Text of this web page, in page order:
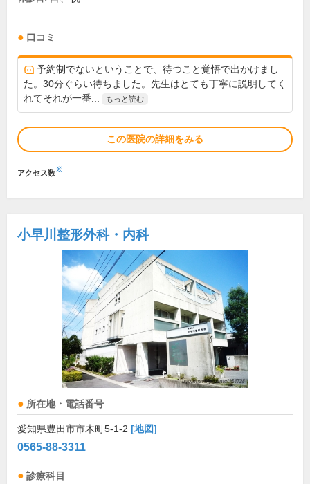
口コミ
予約制でないということで、待つこと覚悟で出かけまし
た。30分ぐらい待ちました。先生はとても丁寧に説明してく
れてそれが一番...
もっと読む
この医院の詳細をみる
アクセス数※
小早川整形外科・内科
所在地・電話番号
愛知県豊田市市木町5-1-2 [地図]
0565-88-3311
診療科目